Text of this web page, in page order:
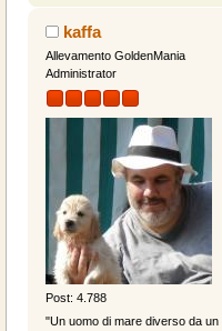
kaffa
Allevamento GoldenMania
Administrator
Post: 4.788
"Un uomo di mare diverso da un